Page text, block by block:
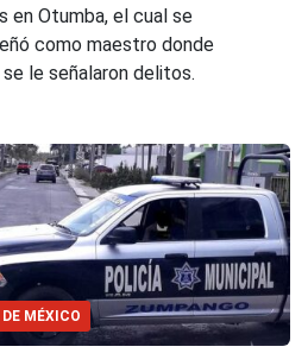
en Otumba, el cual se
como maestro donde
le señalaron delitos.
MÉXICO